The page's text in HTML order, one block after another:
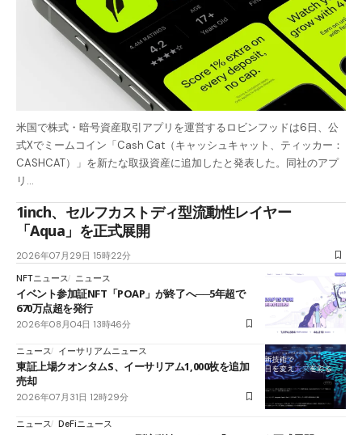
米国で株式・暗号資産取引アプリを運営するロビンフッドは6日、公
式Xでミームコイン「Cash Cat（キャッシュキャット、ティッカー：
CASHCAT）」を新たな取扱資産に追加したと発表した。同社のアプ
リ…
1inch、セルフカストディ型流動性レイヤー
「Aqua」を正式展開
2026年07月29日 15時22分
NFTニュース
ニュース
イベント参加証NFT「POAP」が終了へ──5年超で
670万点超を発行
2026年08月04日 13時46分
ニュース イーサリアムニュース
東証上場クオンタムS、イーサリアム1,000枚を追加
売却
2026年07月31日 12時29分
ニュース DeFiニュース